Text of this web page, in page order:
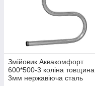
Змійовик Аквакомфорт
600*500-3 коліна товщина
3мм нержавіюча сталь